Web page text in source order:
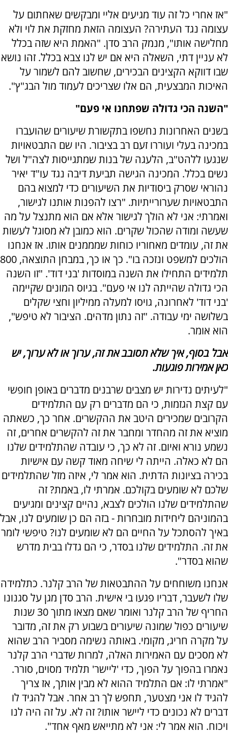
"אז אחרי כל זה עוד מגיעים אליי ומבקשים שאחתום על
עצומה נגד העתירה? העצומה הזאת מחזקת את לוי ולא
מחלישה אותו", מנמק הרב סדן. "האמת היא שזה בכלל
לא עניין דתי, השאלה היא אם יש לנו צבא בכלל. זהו נושא
שבו דווקא הקצינים הבכירים, שחשוב להם לשמור על
האיכות המבצעית, הם אלו שצריכים לעמוד מול הבג"ץ".
"השנה הכי גדולה שפתחנו אי פעם"
בשנים האחרונות נחשפו בתקשורת שיעורים שהועברו
במכינה בעלי ועוררו זעם רב בציבור. היו שם התבטאויות
שנגעו ללהט"ב, הלעגה של בנות שמתגייסות לצה"ל ושל
נשים בכלל. המכינה הגישה תביעת דיבה נגד עו"ד יאיר
נהוראי שסרק ביסודיות את השיעורים כדי למצוא בהם
התבטאויות שערורייתיות. "רצו להפנות אותנו לגישור,
ואמרתי: אני לא הולך לגישור אלא אם הוא מתנצל על מה
שעשה ומודה שהכול שקרים. הוא כמובן לא מסוגל לעשות
את זה, עומדים מאחוריו כוחות שמממנים אותו. אז אנחנו
הולכים למשפט ונזכה בו". כך או כך, במבחן התוצאה, 800
תלמידים התחילו את השנה במוסדות 'בני דוד'. "זו השנה
הכי גדולה שהייתה לנו אי פעם". בגיוס המונים שקיימה
'בני דוד' לאחרונה, גויסו למעלה ממיליון וחצי שקלים
בשלושה ימי עבודה. "זה נתון מדהים. הציבור לא טיפש",
הוא אומר.
אבל בסוף, איך שלא תסובב את זה, ערוך או לא ערוך, יש
כאן אמירות פוגעות.
"לעיתים נדירות יש מצבים שרבנים מדברים באופן חופשי
עם קצת הגזמות, כי הם מדברים רק עם התלמידים
הקרובים שמכירים היטב את ההקשרים. אחר כך, כשאתה
מוציא את זה מהחדר ומחבר את זה להקשרים אחרים, זה
נשמע נורא ואיום. זה לא כך, כי עובדה שהתלמידים שלנו
הם לא כאלה. הייתה לי שיחה מאוד קשה עם אישיות
בכירה בציונות הדתית. הוא אמר לי, איזה מזל שהתלמידים
שלכם לא שומעים בקולכם. אמרתי לו, באמת? זה
שהתלמידים שלנו הולכים לצבא, נהיים קצינים ומגיעים
בהמוניהם ליחידות מובחרות - בזה הם כן שומעים לנו, אבל
באיך להסתכל על החיים הם לא שומעים לנו? טיפשי לומר
את זה. התלמידים שלנו בסדר, כי הם גדלו בבית מדרש
שהוא בסדר".
אנחנו משוחחים על ההתבטאות של הרב קלנר. כתלמידה
שלו לשעבר, דבריו פגעו בי אישית. הרב סדן מגן על סגנונו
החריף של הרב קלנר ואומר שאם מצאו מתוך 30 שנות
שיעורים כפול שמונה שיעורים בשבוע רק את זה, מדובר
על מקרה חריג, מקומי. באותה נשימה מסביר הרב שהוא
לא מסכים עם האמירות האלה, למרות שדברי הרב קלנר
נאמרו בהפוך על הפוך, כדי 'ליישר' תלמיד מסוים, סורר.
"אמרתי לו: אם התלמיד ההוא לא מבין אותך, אז צריך
להגיד לו אני מצטער, תחפש לך רב אחר. אבל להגיד לו
דברים לא נכונים כדי ליישר אותו? זה לא. על זה היה לנו
ויכוח. הוא אמר לי: אני לא מתייאש מאף אחד".